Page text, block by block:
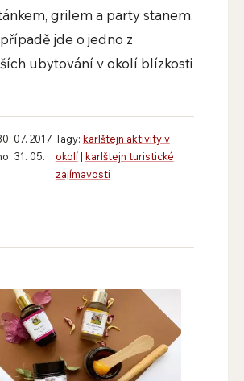
grilem a party stanem.
jde o jedno z
ubytování v okolí blízkosti
07. 2017
31. 05.
Tagy: karlštejn aktivity v
okolí| karlštejn turistické
zajímavosti